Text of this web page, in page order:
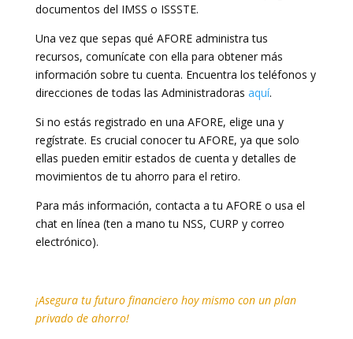
documentos del IMSS o ISSSTE.
Una vez que sepas qué AFORE administra tus
recursos, comunícate con ella para obtener más
información sobre tu cuenta. Encuentra los teléfonos y
direcciones de todas las Administradoras aquí.
Si no estás registrado en una AFORE, elige una y
regístrate. Es crucial conocer tu AFORE, ya que solo
ellas pueden emitir estados de cuenta y detalles de
movimientos de tu ahorro para el retiro.
Para más información, contacta a tu AFORE o usa el
chat en línea (ten a mano tu NSS, CURP y correo
electrónico).
¡Asegura tu futuro financiero hoy mismo con un plan
privado de ahorro!